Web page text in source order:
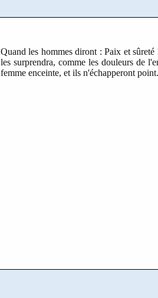
Quand les hommes diront : Paix et
les surprendra, comme les douleurs de
femme enceinte, et ils n'échapperont